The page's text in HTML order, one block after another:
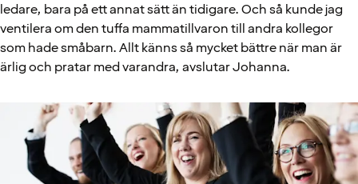
ledare, bara på ett annat sätt än tidigare. Och så kunde jag
ventilera om den tuffa mammatillvaron till andra kollegor
som hade småbarn. Allt känns så mycket bättre när man är
ärlig och pratar med varandra, avslutar Johanna.